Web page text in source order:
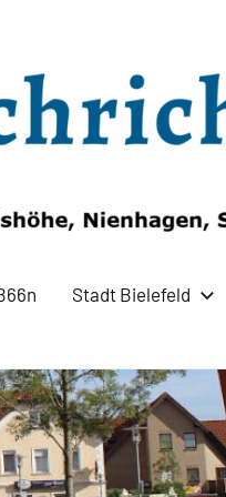
Stadt Bielefeld